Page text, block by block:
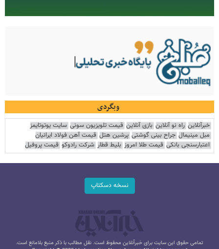
وبگردی
خبرآنلاین راه نو آنلاین بازی آنلاین قیمت تلویزیون سونی سایت یوتوتایمز
مبل مینیمال جراح بینی گوشتی پرشین هتل قیمت آهن فولاد ایرانیان
اعتبارسنجی بانکی قیمت طلا امروز بلیط قطار شرکت رادوکو قیمت پروفیل
نسخه دسکتاپ
تمامی حقوق این سایت برای خبرآنلاین محفوظ است. نقل مطالب با ذکر منبع بلامانع است.